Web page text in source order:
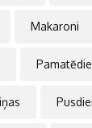
Makaroni